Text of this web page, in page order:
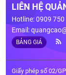
LIÊN HỆ
Hotline: 0909
Email:
BẢNG GIÁ
Giấy phép số 02/